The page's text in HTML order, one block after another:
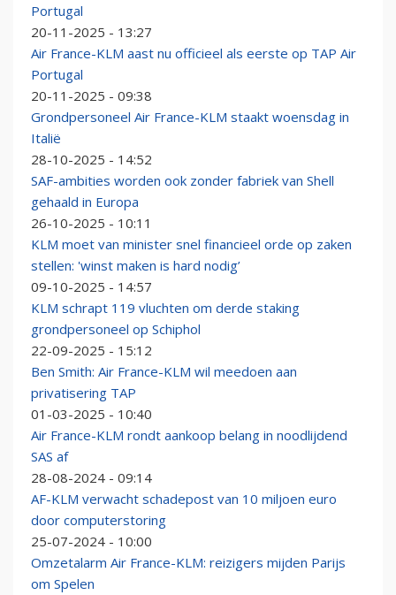
Portugal
20-11-2025 - 13:27
Air France-KLM aast nu officieel als eerste op TAP Air
Portugal
20-11-2025 - 09:38
Grondpersoneel Air France-KLM staakt woensdag in
Italië
28-10-2025 - 14:52
SAF-ambities worden ook zonder fabriek van Shell
gehaald in Europa
26-10-2025 - 10:11
KLM moet van minister snel financieel orde op zaken
stellen: 'winst maken is hard nodig’
09-10-2025 - 14:57
KLM schrapt 119 vluchten om derde staking
grondpersoneel op Schiphol
22-09-2025 - 15:12
Ben Smith: Air France-KLM wil meedoen aan
privatisering TAP
01-03-2025 - 10:40
Air France-KLM rondt aankoop belang in noodlijdend
SAS af
28-08-2024 - 09:14
AF-KLM verwacht schadepost van 10 miljoen euro
door computerstoring
25-07-2024 - 10:00
Omzetalarm Air France-KLM: reizigers mijden Parijs
om Spelen